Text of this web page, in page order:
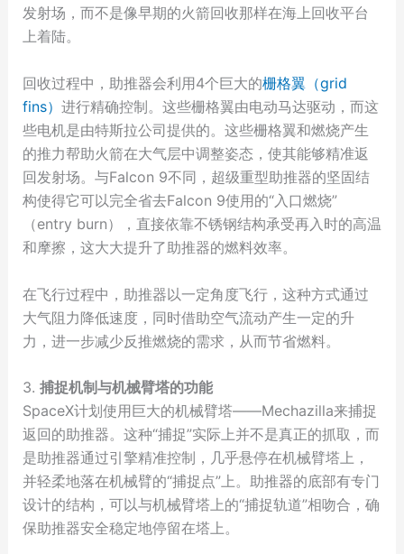
发射场，而不是像早期的火箭回收那样在海上回收平台
上着陆。
回收过程中，助推器会利用4个巨大的栅格翼（grid
fins） 进行精确控制。这些栅格翼由电动马达驱动，而这
些电机是由特斯拉公司提供的。这些栅格翼和燃烧产生
的推力帮助火箭在大气层中调整姿态，使其能够精准返
回发射场。与Falcon 9不同，超级重型助推器的坚固结
构使得它可以完全省去Falcon 9使用的“入口燃烧”
（entry burn），直接依靠不锈钢结构承受再入时的高温
和摩擦，这大大提升了助推器的燃料效率。
在飞行过程中，助推器以一定角度飞行，这种方式通过
大气阻力降低速度，同时借助空气流动产生一定的升
力，进一步减少反推燃烧的需求，从而节省燃料。
3. 捕捉机制与机械臂塔的功能
SpaceX计划使用巨大的机械臂塔——Mechazilla来捕捉
返回的助推器。这种“捕捉”实际上并不是真正的抓取，而
是助推器通过引擎精准控制，几乎悬停在机械臂塔上，
并轻柔地落在机械臂的“捕捉点”上。助推器的底部有专门
设计的结构，可以与机械臂塔上的“捕捉轨道”相吻合，确
保助推器安全稳定地停留在塔上。